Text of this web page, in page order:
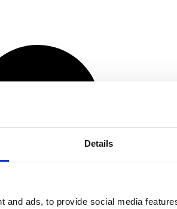
Details
and ads, to provide social media